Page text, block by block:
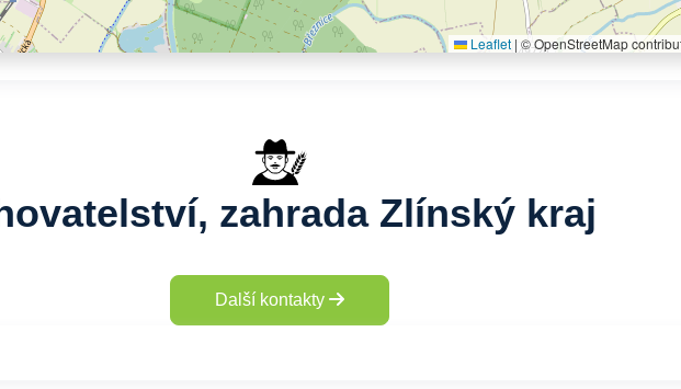
Leaflet | © OpenStreetMap
zahrada Zlínský kraj
Další kontakty